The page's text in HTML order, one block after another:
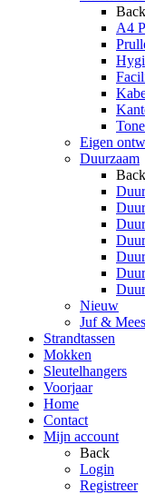
Back
A4
Eigen
Duurzaam
Back
Nieuw
Juf &
Strandtassen
Mokken
Sleutelhangers
Voorjaar
Home
Contact
Mijn account
Back
Login
Registreer